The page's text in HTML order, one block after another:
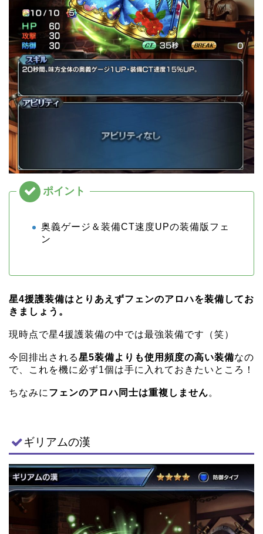
奥義ゲージ＆装備CT速度UPの装備版フェ
ン
星4援護装備はとりあえずフェンのアロハを装備してお
きましょう。
現時点で星4援護装備の中では最強装備です（笑）
今回排出される星5装備よりも使用頻度の高い装備なの
で、これを機に必ず1個は手に入れておきたいところ！
ちなみにフェンのアロハ同士は重複しません。
ギリアムの漢